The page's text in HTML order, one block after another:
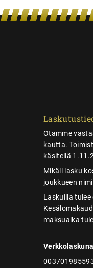
Otamme
kautta.
käsitellä
Mikäli lasku
joukkueen
Laskuilla
maksuaika
Verkkolaskuna